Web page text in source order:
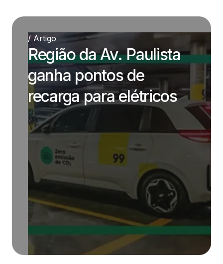
/ Artigo
Região da Av. Paulista
ganha pontos de
recarga para elétricos